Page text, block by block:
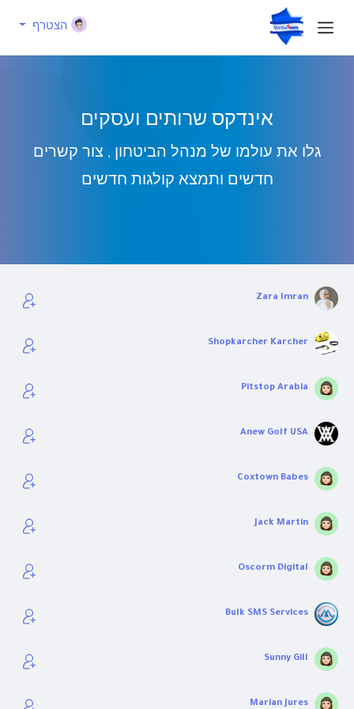
הצטרף
אינדקס שרותים ועסקים
גלו את עולמו של מנהל הביטחון , צור קשרים
חדשים ותמצא קולגות חדשים
Zara Imran
Shopkarcher Karcher
Pitstop Arabia
Anew Golf USA
Coxtown Babes
Jack Martin
Oscorm Digital
Bulk SMS Services
Sunny Gill
Marian Jures